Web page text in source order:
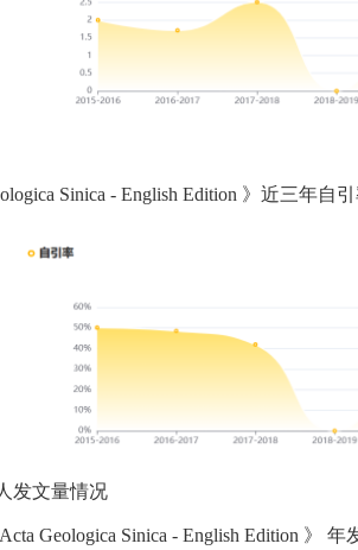
Sinica - English Edition 》近三年自
发文量情况
Acta Geologica Sinica - English Edition 》 年